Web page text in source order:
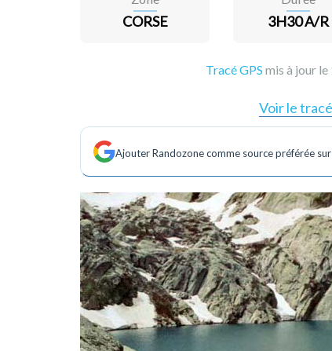
CORSE 3H30 A/R
Tracé GPS mis à jour
Voir le
Ajouter Randozone comme source préférée